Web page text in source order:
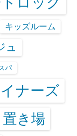
キッズルーム
ュ
パ
ナーズ
き場